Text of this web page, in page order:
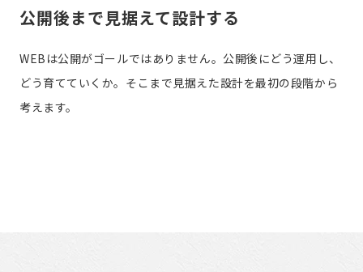
公開後まで見据えて設計する
WEBは公開がゴールではありません。公開後にどう運用し、
どう育てていくか。そこまで見据えた設計を最初の段階から
考えます。